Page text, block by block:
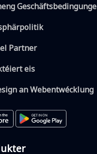
Geschäftsbedingunge
Partner
eis
an Webentwécklung